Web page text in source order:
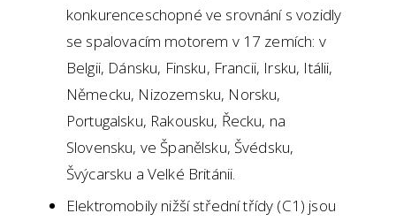
konkurenceschopné ve srovnání s vozidly
se spalovacím motorem v 17 zemích: v
Belgii, Dánsku, Finsku, Francii, Irsku, Itálii,
Německu, Nizozemsku, Norsku,
Portugalsku, Rakousku, Řecku, na
Slovensku, ve Španělsku, Švédsku,
Švýcarsku a Velké Británii.
Elektromobily nižší střední třídy (C1) jsou